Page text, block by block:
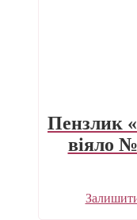
Пензлик
віяло